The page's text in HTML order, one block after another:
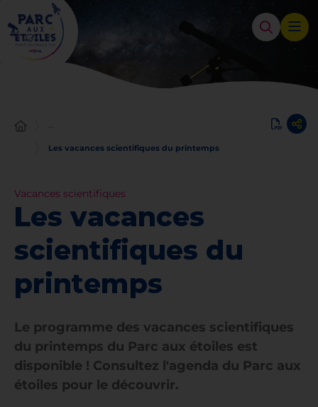
Panneau de gestion des cookies
...
Les vacances scientifiques du printemps
Vacances scientifiques
Les vacances
scientifiques du
printemps
Le programme des vacances scientifiques
du printemps du Parc aux étoiles est
disponible ! Consultez l'agenda du Parc aux
étoiles pour le découvrir.